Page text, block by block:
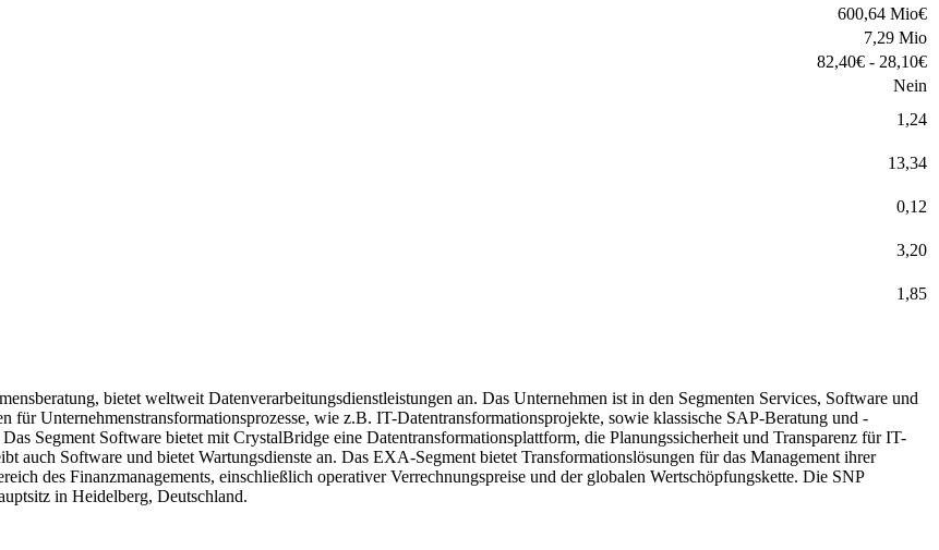
600,64 Mio€
7,29 Mio
82,40€ - 28,10€
Nein
1,24
13,34
0,12
3,20
1,85
bietet weltweit Datenverarbeitungsdienstleistungen an. Das Unternehmen ist in den Segmenten Services, Software und
für Unternehmenstransformationsprozesse, wie z.B. IT-Datentransformationsprojekte, sowie klassische SAP-Beratung und -
Segment Software bietet mit CrystalBridge eine Datentransformationsplattform, die Planungssicherheit und Transparenz für IT-
auch Software und bietet Wartungsdienste an. Das EXA-Segment bietet Transformationslösungen für das Management ihrer
des Finanzmanagements, einschließlich operativer Verrechnungspreise und der globalen Wertschöpfungskette. Die SNP
in Heidelberg, Deutschland.